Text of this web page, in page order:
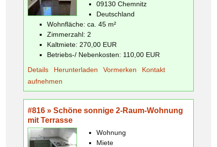
09130 Chemnitz
Deutschland
Wohnfläche: ca. 45 m²
Zimmerzahl: 2
Kaltmiete: 270,00 EUR
Betriebs-/ Nebenkosten: 110,00 EUR
Details
Herunterladen Vormerken
Kontakt
aufnehmen
#816 » Schöne sonnige 2-Raum-Wohnung
mit Terrasse
Wohnung
Miete